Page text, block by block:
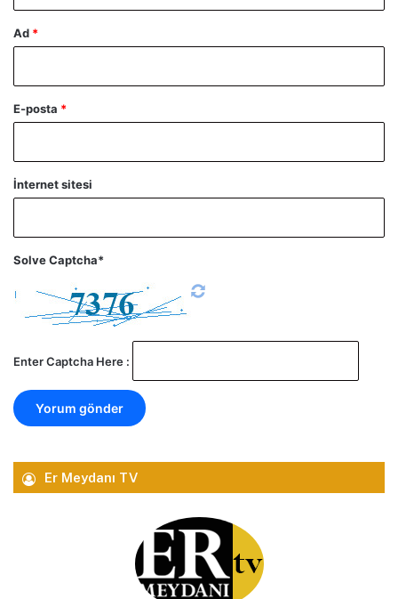
Ad *
E-posta *
İnternet sitesi
Solve Captcha*
Enter Captcha Here :
Er Meydanı TV